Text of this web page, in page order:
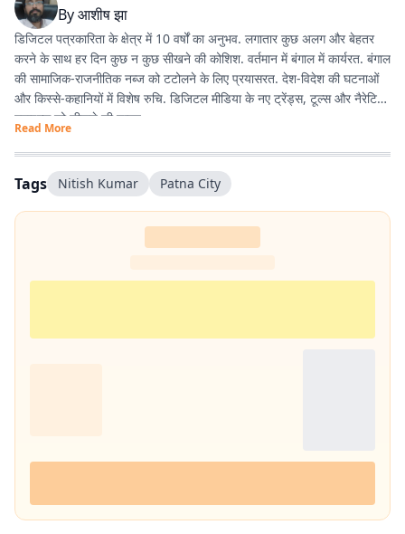
Byआशीष झा
डिजिटल पत्रकारिता के क्षेत्र में 10 वर्षों का अनुभव. लगातार कुछ अलग और बेहतर
करने के साथ हर दिन कुछ न कुछ सीखने की कोशिश. वर्तमान में बंगाल में कार्यरत. बंगाल
की सामाजिक-राजनीतिक नब्ज को टटोलने के लिए प्रयासरत. देश-विदेश की घटनाओं
और किस्से-कहानियों में विशेष रुचि. डिजिटल मीडिया के नए ट्रेंड्स, टूल्स और नैरेटिव
स्टाइल्स को सीखने की चाहत.
Read More
Tags Nitish Kumar Patna City